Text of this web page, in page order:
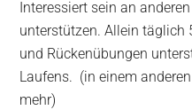
Interessiert sein an
unterstützen. Allein täglich
und Rückenübungen
Laufens. (in einem
mehr)